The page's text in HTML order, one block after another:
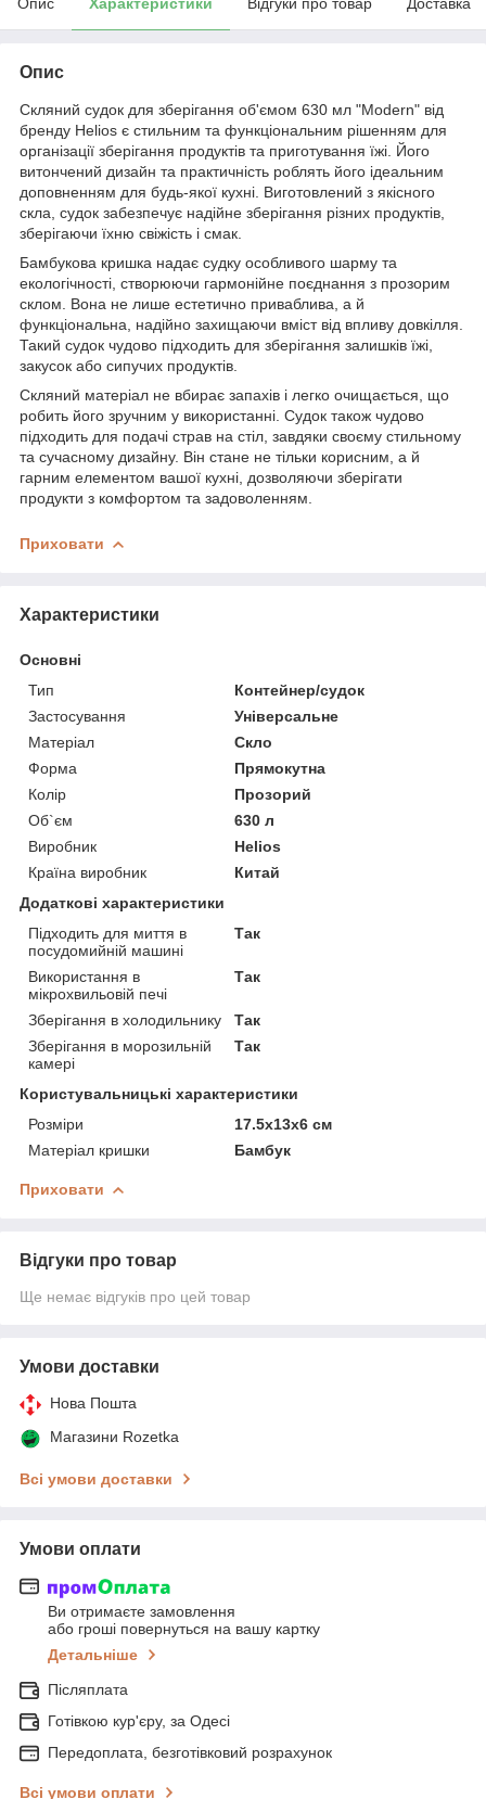
Опис
Скляний судок для зберігання об'ємом 630 мл "Modern" від
бренду Helios є стильним та функціональним рішенням для
організації зберігання продуктів та приготування їжі. Його
витончений дизайн та практичність роблять його ідеальним
доповненням для будь-якої кухні. Виготовлений з якісного
скла, судок забезпечує надійне зберігання різних продуктів,
зберігаючи їхню свіжість і смак.
Бамбукова кришка надає судку особливого шарму та
екологічності, створюючи гармонійне поєднання з прозорим
склом. Вона не лише естетично приваблива, а й
функціональна, надійно захищаючи вміст від впливу довкілля.
Такий судок чудово підходить для зберігання залишків їжі,
закусок або сипучих продуктів.
Скляний матеріал не вбирає запахів і легко очищається, що
робить його зручним у використанні. Судок також чудово
підходить для подачі страв на стіл, завдяки своєму стильному
та сучасному дизайну. Він стане не тільки корисним, а й
гарним елементом вашої кухні, дозволяючи зберігати
продукти з комфортом та задоволенням.
Приховати
Характеристики
Основні
Тип
Контейнер/судок
Застосування
Універсальне
Матеріал
Скло
Форма
Прямокутна
Колір
Прозорий
Об`єм
630 л
Виробник
Helios
Країна виробник
Китай
Додаткові характеристики
Підходить для миття в
посудомийній машині
Так
Використання в
мікрохвильовій печі
Так
Зберігання в холодильнику
Так
Зберігання в морозильній
камері
Так
Користувальницькі характеристики
Розміри
17.5х13х6 см
Матеріал кришки
Бамбук
Приховати
Відгуки про товар
Ще немає відгуків про цей товар
Умови доставки
Нова Пошта
Магазини Rozetka
Всі умови доставки
Умови оплати
Ви отримаєте замовлення
або гроші повернуться на вашу картку
Детальніше
Післяплата
Готівкою кур'єру, за Одесі
Передоплата, безготівковий розрахунок
Всі умови оплати